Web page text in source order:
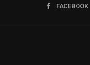
FACEBOOK